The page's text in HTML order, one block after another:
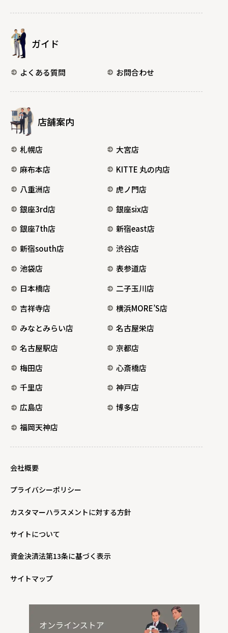
ガイド
よくある質問 お問合わせ
店舗案内
札幌店
大宮店
麻布本店
KITTE 丸の内店
八重洲店
虎ノ門店
銀座3rd店
銀座six店
銀座7th店
新宿east店
新宿south店
渋谷店
池袋店
表参道店
日本橋店
二子玉川店
吉祥寺店
横浜MORE’S店
みなとみらい店
名古屋栄店
名古屋駅店
京都店
梅田店
心斎橋店
千里店
神戸店
広島店
博多店
福岡天神店
会社概要
プライバシーポリシー
カスタマーハラスメントに対する方針
サイトについて
資金決済法第13条に基づく表示
サイトマップ